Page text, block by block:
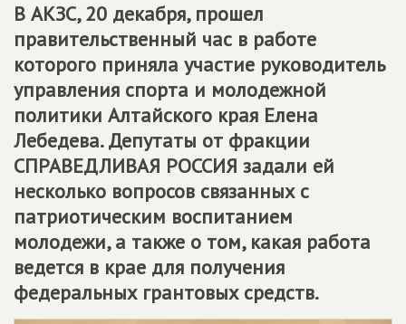
В АКЗС, 20 декабря, прошел
правительственный час в работе
которого приняла участие руководитель
управления спорта и молодежной
политики Алтайского края Елена
Лебедева. Депутаты от фракции
СПРАВЕДЛИВАЯ РОССИЯ задали ей
несколько вопросов связанных с
патриотическим воспитанием
молодежи, а также о том, какая работа
ведется в крае для получения
федеральных грантовых средств.